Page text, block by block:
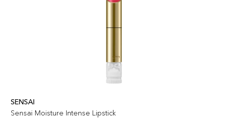
SENSAI
Sensai Moisture Intense Lipstick